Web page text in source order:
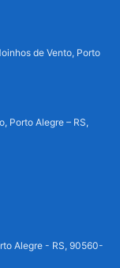
de Vento, Porto
Porto Alegre – RS,
Alegre - RS, 90560-